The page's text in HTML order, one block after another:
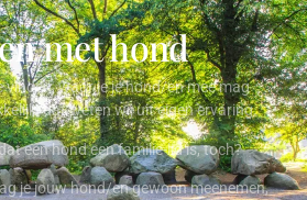
met hond
vinden, waar je je hond/en mee mag
dat weten wij uit eigen ervaring.
een hond een familie-lid is, toch?
je jouw hond/en gewoon meenemen,